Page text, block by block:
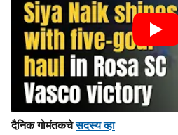
दैनिक गोमंतकचेसदस्य व्हा